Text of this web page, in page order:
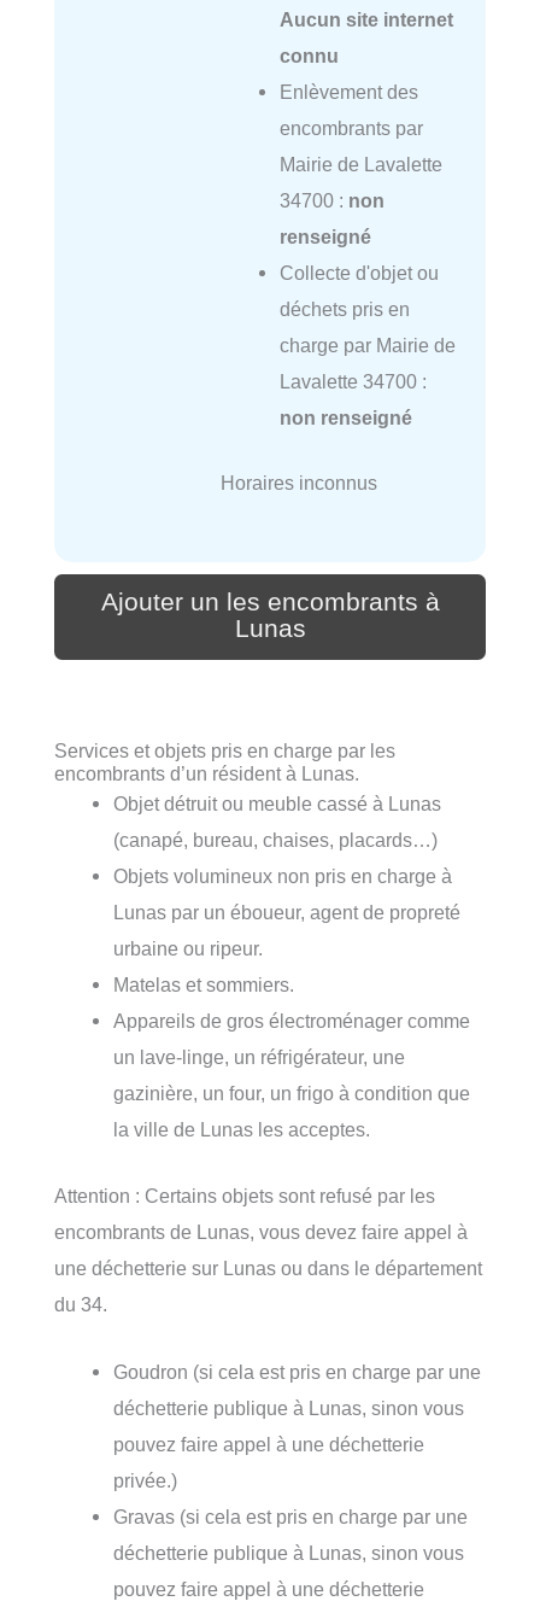
Aucun site internet
connu
Enlèvement des
encombrants par
Mairie de Lavalette
34700 : non
renseigné
Collecte d'objet ou
déchets pris en
charge par Mairie de
Lavalette 34700 :
non renseigné
Horaires inconnus
Ajouter un les encombrants à
Lunas
Services et objets pris en charge par les
encombrants d’un résident à Lunas.
Objet détruit ou meuble cassé à Lunas
(canapé, bureau, chaises, placards…)
Objets volumineux non pris en charge à
Lunas par un éboueur, agent de propreté
urbaine ou ripeur.
Matelas et sommiers.
Appareils de gros électroménager comme
un lave-linge, un réfrigérateur, une
gazinière, un four, un frigo à condition que
la ville de Lunas les acceptes.
Attention : Certains objets sont refusé par les
encombrants de Lunas, vous devez faire appel à
une déchetterie sur Lunas ou dans le département
du 34.
Goudron (si cela est pris en charge par une
déchetterie publique à Lunas, sinon vous
pouvez faire appel à une déchetterie
privée.)
Gravas (si cela est pris en charge par une
déchetterie publique à Lunas, sinon vous
pouvez faire appel à une déchetterie